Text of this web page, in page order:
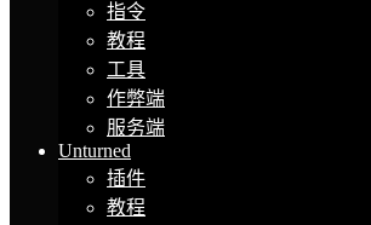
指令
教程
工具
作弊端
服务端
Unturned
插件
教程